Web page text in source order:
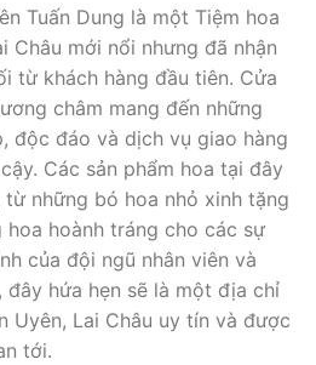
Tuấn Dung là một Tiệm hoa
Châu mới nổi nhưng đã nhận
từ khách hàng đầu tiên. Cửa
châm mang đến những
độc đáo và dịch vụ giao hàng
Các sản phẩm hoa tại đây
những bó hoa nhỏ xinh tặng
hoa hoành tráng cho các sự
của đội ngũ nhân viên và
hứa hẹn sẽ là một địa chỉ
Uyên, Lai Châu uy tín và được
tới.